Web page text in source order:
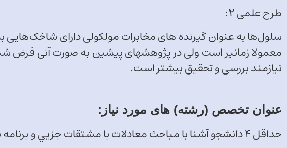
طرح علمی 2:
سلول‌ها به عنوان گیرنده های مخابرات مولکولی دارای
معمولا زمانبر است ولی در پژوهشهای پیشین به صورت آنی فرض
نیازمند بررسی و تحقیق بیشتر است.
عنوان تخصص (رشته) های مورد نیاز:
حداقل ۴ دانشجو آشنا با مباحث معادلات با مشتقات جزيي و برنامه ­نویسی لازم است.